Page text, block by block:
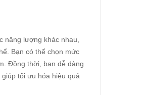
năng lượng khác nhau,
Bạn có thể chọn mức
Đồng thời, bạn dễ dàng
tối ưu hóa hiệu quả